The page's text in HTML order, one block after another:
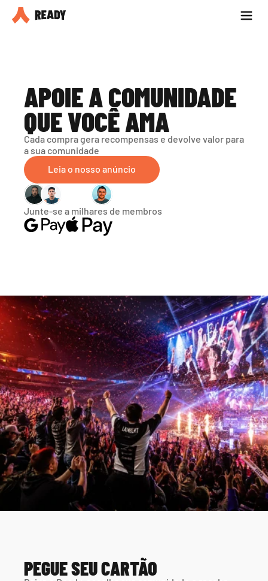
Seja parceiro
APOIE A COMUNIDADE
QUE VOCÊ AMA
Cada compra gera recompensas e devolve valor para
a sua comunidade
Leia o nosso anúncio
Junte-se a milhares de membros
PEGUE SEU CARTÃO